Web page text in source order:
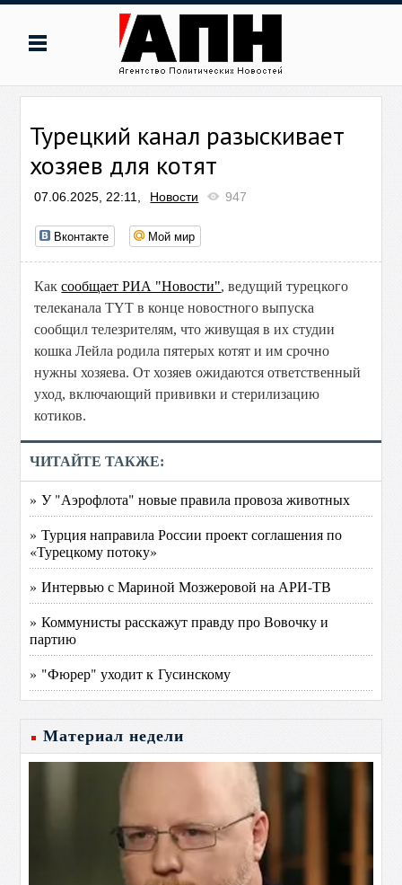
Турецкий канал разыскивает
хозяев для котят
07.06.2025, 22:11, Новости 947
Вконтакте Мой мир
Каксообщает РИА "Новости", ведущий турецкого
телеканала TYT в конце новостного выпуска
сообщил телезрителям, что живущая в их студии
кошка Лейла родила пятерых котят и им срочно
нужны хозяева. От хозяев ожидаются ответственный
уход, включающий прививки и стерилизацию
котиков.
ЧИТАЙТЕ ТАКЖЕ:
» У "Аэрофлота" новые правила провоза животных
» Турция направила России проект соглашения по
«Турецкому потоку»
» Интервью с Мариной Мозжеровой на АРИ-ТВ
» Коммунисты расскажут правду про Вовочку и
партию
» "Фюрер" уходит к Гусинскому
Материал недели